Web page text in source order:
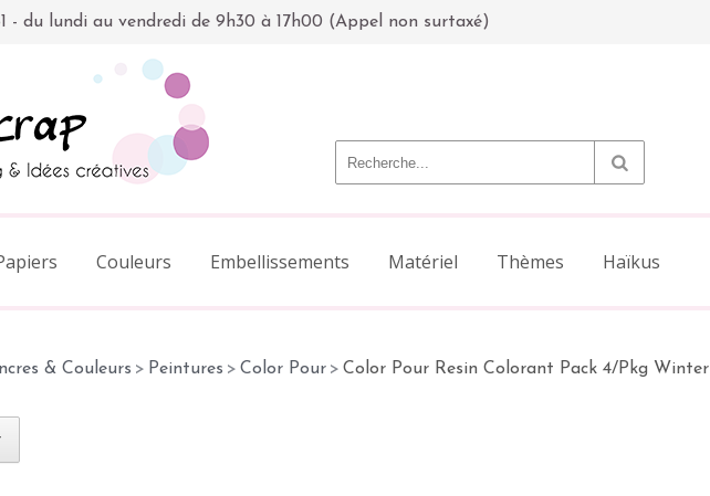
- du lundi au vendredi de 9h30 à 17h00 (Appel non surtaxé)
Couleurs Embellissements Matériel Thèmes Haïkus
& Couleurs > Peintures > Color Pour > Color Pour Resin Colorant Pack 4/Pkg Winter